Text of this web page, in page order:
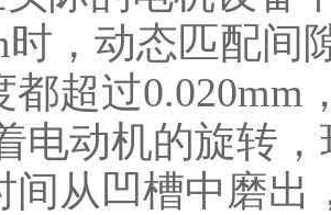
时，动态匹配
都超过0.020mm
电动机的旋转
间从凹槽中磨出